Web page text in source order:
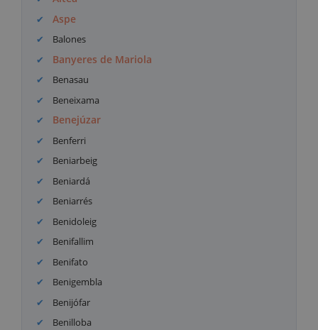
Aspe
Balones
Banyeres de Mariola
Benasau
Beneixama
Benejúzar
Benferri
Beniarbeig
Beniardá
Beniarrés
Benidoleig
Benifallim
Benifato
Benigembla
Benijófar
Benilloba